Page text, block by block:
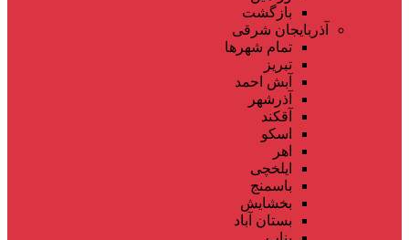
بازگشت
آذربایجان شرقی
تمام شهر‌ها
تبریز
آبش احمد
آذرشهر
آقکند
اسکو
اهر
ایلخچی
باسمنج
بخشایش
بستان آباد